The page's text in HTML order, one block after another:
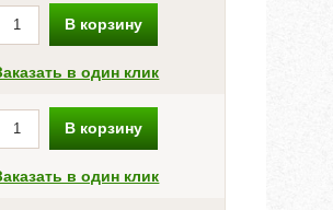
В корзину
в один клик
В корзину
в один клик